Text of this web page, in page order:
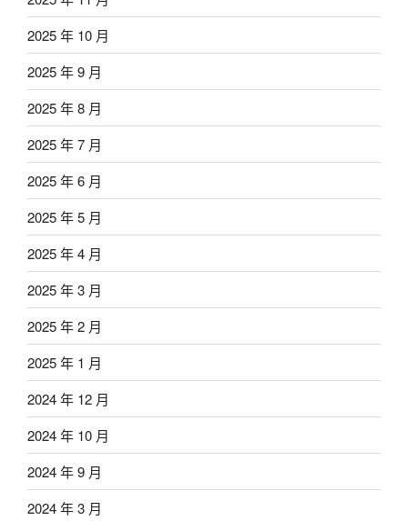
2025 年 10 月
2025 年 9 月
2025 年 8 月
2025 年 7 月
2025 年 6 月
2025 年 5 月
2025 年 4 月
2025 年 3 月
2025 年 2 月
2025 年 1 月
2024 年 12 月
2024 年 10 月
2024 年 9 月
2024 年 3 月